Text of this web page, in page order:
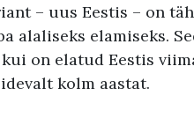
– uus Eestis – on
alaliseks elamiseks.
on elatud Eestis
kolm aastat.